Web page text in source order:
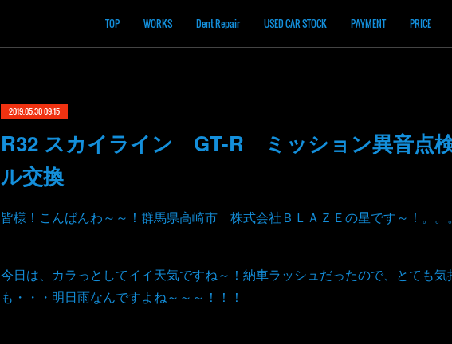
TOP WORKS Dent Repair USED CAR STOCK PAYMENT PRICE
2019.05.30 09:15
R32 スカイライン GT-R ミッション異音点
ル交換
皆様！こんばんわ～～！群馬県高崎市 株式会社ＢＬＡＺＥの星です～！。。
今日は、カラっとしてイイ天気ですね～！納車ラッシュだったので、とても
も・・・明日雨なんですよね～～～！！！